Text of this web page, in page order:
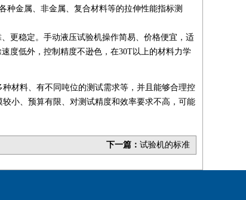
种金属、非金属、复合材料等的拉伸性能指标测
更稳定。手动液压试验机操作简易、价格便宜，适
度低外，控制精度不逊色，在30T以上的材料力学
材料、有不同吨位的测试需求等，并且能够合理控
小、预算有限、对测试精度和效率要求不高，可能
下一篇： 试验机的标准